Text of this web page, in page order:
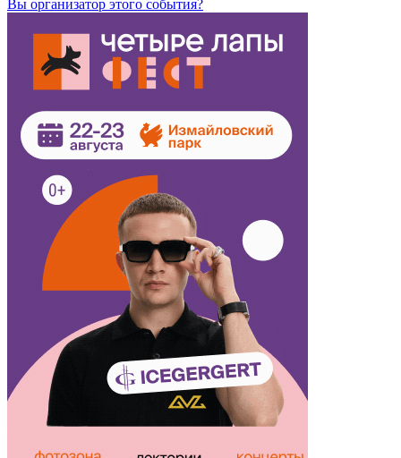
Вы организатор этого события?